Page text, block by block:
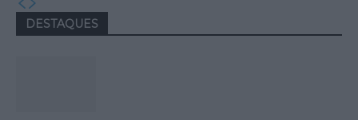
DESTAQUES